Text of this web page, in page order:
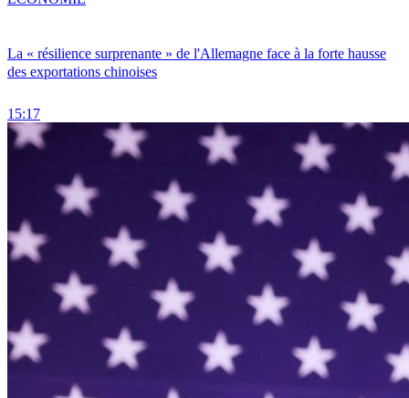
La « résilience surprenante » de l'Allemagne face à la forte hausse
des exportations chinoises
15:17